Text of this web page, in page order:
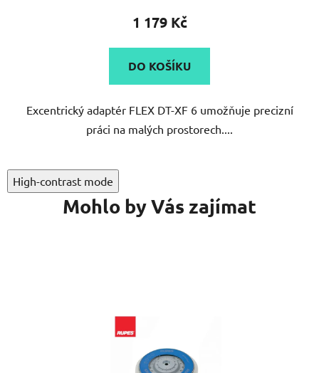
1 179 Kč
DO KOŠÍKU
Excentrický adaptér FLEX DT-XF 6 umožňuje precizní
práci na malých prostorech....
High-contrast mode
Mohlo by Vás zajímat